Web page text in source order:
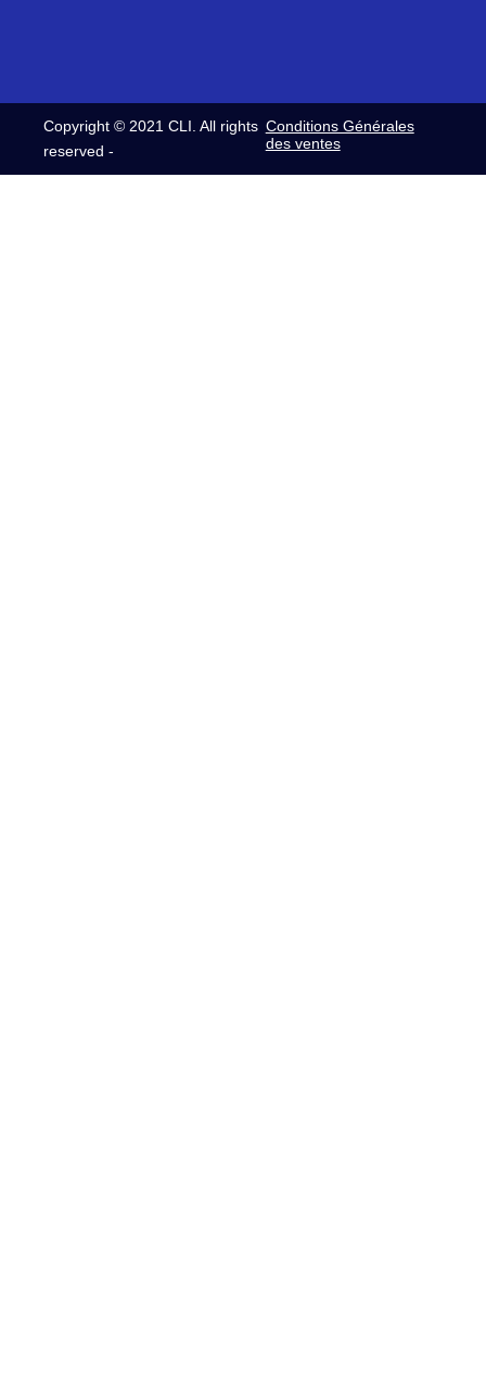
Copyright © 2021 CLI. All rights
reserved -
Conditions Générales
des ventes